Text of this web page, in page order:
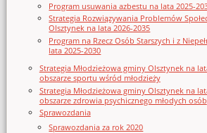
Program usuwania azbestu na lata 2025-
Strategia Rozwiązywania Problemów
Olsztynek na lata 2026-2035
Program na Rzecz Osób Starszych i z
lata 2025-2030
Strategia Młodzieżowa gminy Olsztynek na
obszarze sportu wśród młodzieży
Strategia Młodzieżowa gminy Olsztynek na
obszarze zdrowia psychicznego młodych osób
Sprawozdania
Sprawozdania za rok 2020